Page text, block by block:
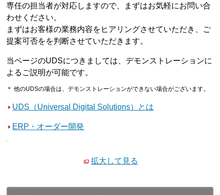
専任の担当者が対応しますので、まずはお気軽にお問い合
わせください。
まずはお客様の業務内容をヒアリングさせていただき、ご
提案可否をを判断させていただきます。
当ページのUDSにつきましては、デモンストレーションに
よるご説明が可能です。
＊ 他のUDSの場合は、デモンストレーションができない場合がございます。
UDS（Universal Digital Solutions）とは
ERP・オーダー開発
拡大して見る